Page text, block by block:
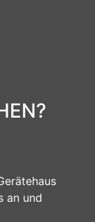
an und